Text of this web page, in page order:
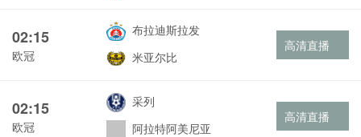
02:15
欧冠
布拉迪斯拉发
米亚尔比
高清直播
02:15
欧冠
采列
阿拉特阿美尼亚
高清直播